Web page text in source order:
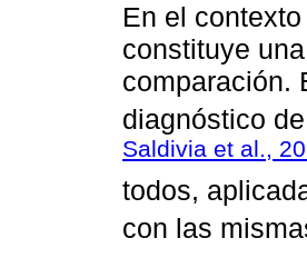
En el
constituye
comparación.
diagnóstico
Saldivia et al.,
todos,
con las